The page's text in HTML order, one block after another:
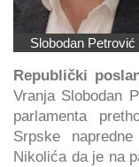
Slobodan
Republički
Vranja Slobodan
parlamenta
Srpske
Nikolića da je na